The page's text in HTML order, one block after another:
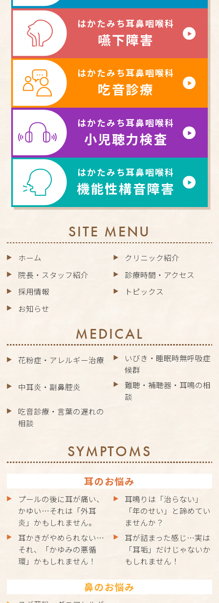
はかたみち耳鼻咽喉科
嚥下障害
はかたみち耳鼻咽喉科
吃音診療
はかたみち耳鼻咽喉科
小児聴力検査
はかたみち耳鼻咽喉科
機能性構音障害
SITE MENU
ホーム
クリニック紹介
院長・スタッフ紹介
診療時間・アクセス
採用情報
トピックス
お知らせ
MEDICAL
花粉症・アレルギー治療
いびき・睡眠時無呼吸症
候群
中耳炎・副鼻腔炎
難聴・補聴器・耳鳴の相
談
吃音診療・言葉の遅れの
相談
SYMPTOMS
耳のお悩み
プールの後に耳が痛い、
かゆい…それは「外耳
炎」かもしれません。
耳鳴りは「治らない」
「年のせい」と諦めてい
ませんか？
耳かきがやめられない…
それ、「かゆみの悪循
環」かもしれません！
耳が詰まった感じ…実は
「耳垢」だけじゃないか
もしれません！
鼻のお悩み